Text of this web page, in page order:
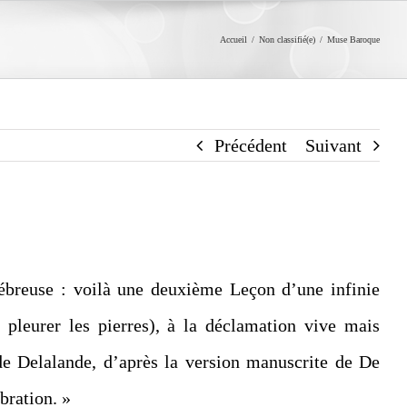
Accueil / Non classifié(e) / Muse Baroque
Précédent Suivant
: voilà une deuxième Leçon d’une infinie
pleurer les pierres), à la déclamation vive mais
Delalande, d’après la version manuscrite de De
»